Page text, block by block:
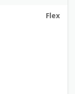
Flex